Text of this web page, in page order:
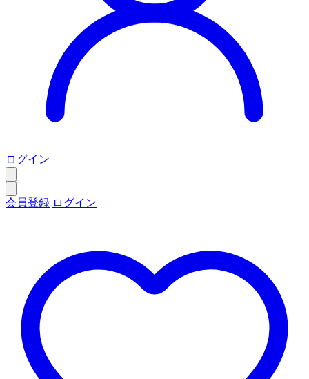
ログイン
会員登録 ログイン